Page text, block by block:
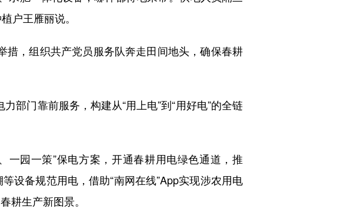
户王雁丽说。
，组织共产党员服务队奔走田间地头，确保春耕
门靠前服务，构建从“用上电”到“用好电”的全链
园一策”保电方案，开通春耕用电绿色通道，推
设备规范用电，借助“南网在线”App实现涉农用电
耕生产新图景。